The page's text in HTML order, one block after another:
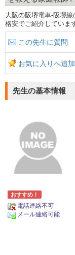
大阪の阪堺電車-阪堺
格安でご紹介していま
この先生に質問
お気に入りへ追加
先生の基本情報
おすすめ！
電話連絡不可
メール連絡可能